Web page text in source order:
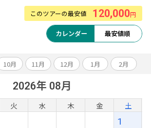
※部屋カテゴリーやホテルのアレンジも可能
～～旅のアレンジ自由自在～～
プショナルツアーや、ベトナムなどとの周遊
アレンジも可能です。
お気軽にスタッフまでご相談ください！
このツアーの最安値 120,000円
カレンダー 最安値順
10月 11月 12月 1月 2月
2026年 08月
火 水 木 金 土
1